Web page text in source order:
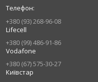
+380 (93) 268-96-08
Lifecell
+380 (99) 486-91-86
Vodafone
+380 (67) 575-30-27
Київстар